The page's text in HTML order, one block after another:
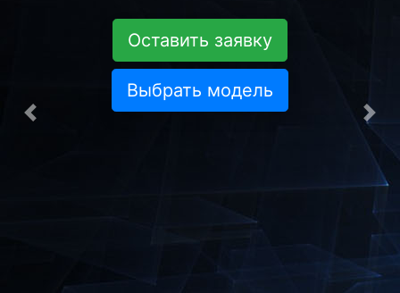
Оставить заявку
Выбрать модель
Предыдущая